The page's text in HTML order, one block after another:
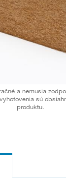
a nemusia
sú
produktu.